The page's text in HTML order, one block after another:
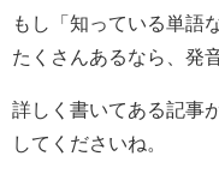
もし「知っている単語
たくさんあるなら、発
詳しく書いてある記事
してくださいね。